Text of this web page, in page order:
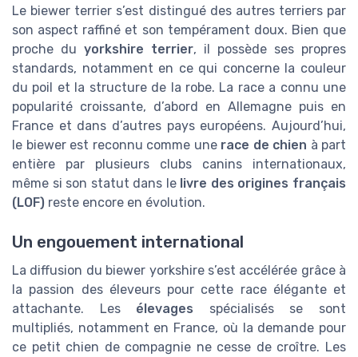
Le biewer terrier s’est distingué des autres terriers par
son aspect raffiné et son tempérament doux. Bien que
proche du yorkshire terrier, il possède ses propres
standards, notamment en ce qui concerne la couleur
du poil et la structure de la robe. La race a connu une
popularité croissante, d’abord en Allemagne puis en
France et dans d’autres pays européens. Aujourd’hui,
le biewer est reconnu comme une race de chien à part
entière par plusieurs clubs canins internationaux,
même si son statut dans le livre des origines français
(LOF) reste encore en évolution.
Un engouement international
La diffusion du biewer yorkshire s’est accélérée grâce à
la passion des éleveurs pour cette race élégante et
attachante. Les élevages spécialisés se sont
multipliés, notamment en France, où la demande pour
ce petit chien de compagnie ne cesse de croître. Les